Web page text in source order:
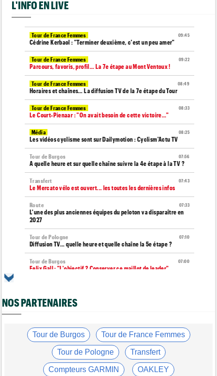
L'INFO EN LIVE
09:45
Tour de France Femmes
Cédrine Kerbaol : "Terminer deuxième, c'est un peu amer"
09:22
Tour de France Femmes
Parcours, favoris, profil… La 7e étape au Mont Ventoux !
08:49
Tour de France Femmes
Horaires et chaînes… La diffusion TV de la 7e étape du Tour
08:33
Tour de France Femmes
Le Court-Pienaar : "On avait besoin de cette victoire..."
08:25
Média
Les vidéos cyclisme sont sur Dailymotion : Cyclism'Actu TV
07:56
Tour de Burgos
A quelle heure et sur quelle chaîne suivre la 4e étape à la TV ?
07:43
Transfert
Le Mercato vélo est ouvert... les toutes les dernières infos
07:33
Route
L'une des plus anciennes équipes du peloton va disparaître en
2027
07:10
Tour de Pologne
Diffusion TV... quelle heure et quelle chaîne la 5e étape ?
07:00
Tour de Burgos
Felix Gall : "L'objectif ? Conserver ce maillot de leader"
06/08
Tour de France Femmes
David Lappartient : "Le cyclisme féminin progresse, mais…"
Transfert
La Soudal Quick-Step recrute un talentueux sprinteur allemand
NOS PARTENAIRES
Tour de Burgos Tour de France Femmes
Tour de Pologne Transfert
Compteurs GARMIN OAKLEY